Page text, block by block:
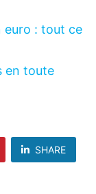
euro : tout ce
en toute
SHARE